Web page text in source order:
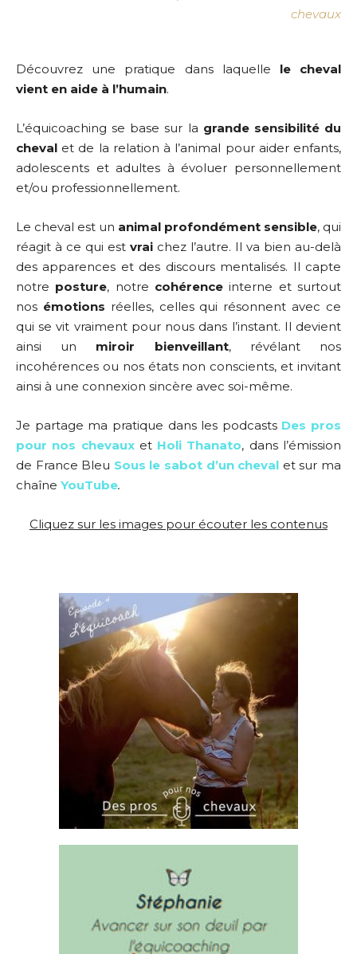
chevaux
Découvrez une pratique dans laquelle le cheval
vient en aide à l’humain.
L’équicoaching se base sur la grande sensibilité du
cheval et de la relation à l’animal pour aider enfants,
adolescents et adultes à évoluer personnellement
et/ou professionnellement.
Le cheval est un animal profondément sensible, qui
réagit à ce qui est vrai chez l’autre. Il va bien au-delà
des apparences et des discours mentalisés. Il capte
notre posture, notre cohérence interne et surtout
nos émotions réelles, celles qui résonnent avec ce
qui se vit vraiment pour nous dans l’instant. Il devient
ainsi un miroir bienveillant, révélant nos
incohérences ou nos états non conscients, et invitant
ainsi à une connexion sincère avec soi-même.
Je partage ma pratique dans les podcasts Des pros
pour nos chevauxet Holi Thanato, dans l’émission
de France Bleu Sous le sabot d’un cheval et sur ma
chaîne YouTube.
Cliquez sur les images pour écouter les contenus